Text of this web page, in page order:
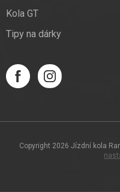
Kola GT
Tipy na dárky
Copyright 2026 Jízdní kola